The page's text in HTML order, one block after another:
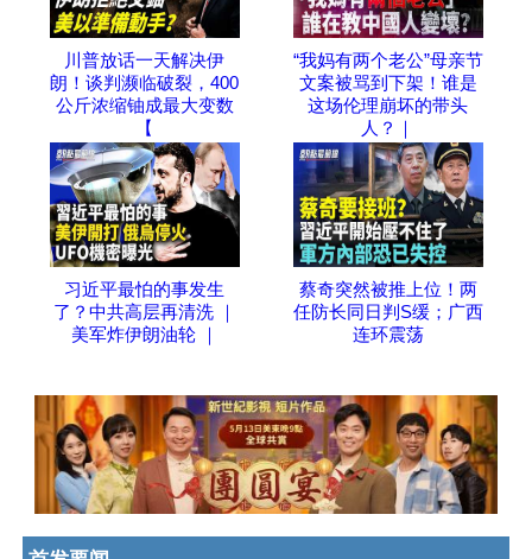
川普放话一天解决伊
朗！谈判濒临破裂，400
公斤浓缩铀成最大变数
【
“我妈有两个老公”母亲节
文案被骂到下架！谁是
这场伦理崩坏的带头
人？｜
习近平最怕的事发生
了？中共高层再清洗 ｜
美军炸伊朗油轮 ｜
蔡奇突然被推上位！两
任防长同日判S缓；广西
连环震荡